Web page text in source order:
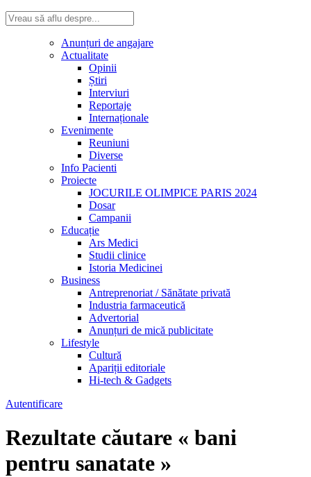
Anunțuri de angajare
Actualitate
Opinii
Știri
Interviuri
Reportaje
Internaționale
Evenimente
Reuniuni
Diverse
Info Pacienti
Proiecte
JOCURILE OLIMPICE PARIS 2024
Dosar
Campanii
Educație
Ars Medici
Studii clinice
Istoria Medicinei
Business
Antreprenoriat / Sănătate privată
Industria farmaceutică
Advertorial
Anunțuri de mică publicitate
Lifestyle
Cultură
Apariții editoriale
Hi-tech & Gadgets
Autentificare
Rezultate căutare « bani
pentru sanatate »